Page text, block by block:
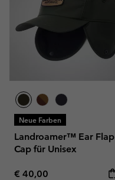
Neue Farben
Landroamer™ Ear Flap
Cap für Unisex
Regular price:
€ 40,00